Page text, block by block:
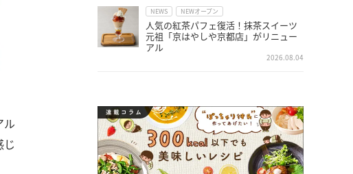
ル
NEWS NEWオープン
人気の紅茶パフェ復活！抹茶スイーツ
元祖「京はやしや京都店」がリニュー
アル
2026.08.04